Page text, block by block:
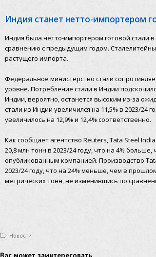
Индия станет нетто-импортером
Индия была нетто-импортером готовой стали
сравнению с предыдущим годом.
растущего импорта.
Федеральное министерство стали
уровне. Потребление стали в Индии
Индии, вероятно, останется высоким из-за
стали из Индии увеличился на 11,5% в 2023/24
увеличилось на 12,9% и 12,4% соответственно.
Как сообщает агентство Reuters, Tata Steel
20,8 млн тонн в 2023/24 году, что на 4%
опубликованным компанией. Производство
2023/24 году, что на 24% меньше, чем в
метрических тонн, не изменившись по
Новости